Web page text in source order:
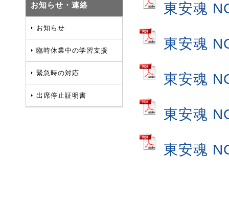
東安魂
東安魂
東安魂
東安魂
東安魂
お知らせ・連絡
お知らせ
臨時休業中の学習支援
緊急時の対応
出席停止証明書